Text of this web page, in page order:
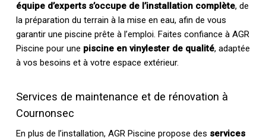
équipe d’experts s’occupe de l’installation complète, de
la préparation du terrain à la mise en eau, afin de vous
garantir une piscine prête à l’emploi. Faites confiance à AGR
Piscine pour une piscine en vinylester de qualité, adaptée
à vos besoins et à votre espace extérieur.
Services de maintenance et de rénovation à
Cournonsec
En plus de l’installation, AGR Piscine propose des services